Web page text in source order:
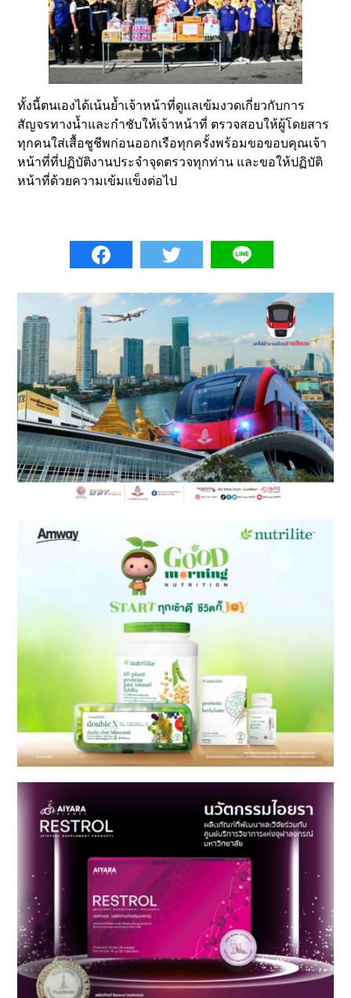
ทั้งนี้ตนเองได้เน้นย้ำเจ้าหน้าที่ดูแลเข้มงวดเกี่ยวกับการ
สัญจรทางน้ำและกำชับให้เจ้าหน้าที่ ตรวจสอบให้ผู้โดยสาร
ทุกคนใส่เสื้อชูชีพก่อนออกเรือทุกครั้งพร้อมขอขอบคุณเจ้า
หน้าที่ที่ปฏิบัติงานประจำจุดตรวจทุกท่าน และขอให้ปฏิบัติ
หน้าที่ด้วยความเข้มแข็งต่อไป